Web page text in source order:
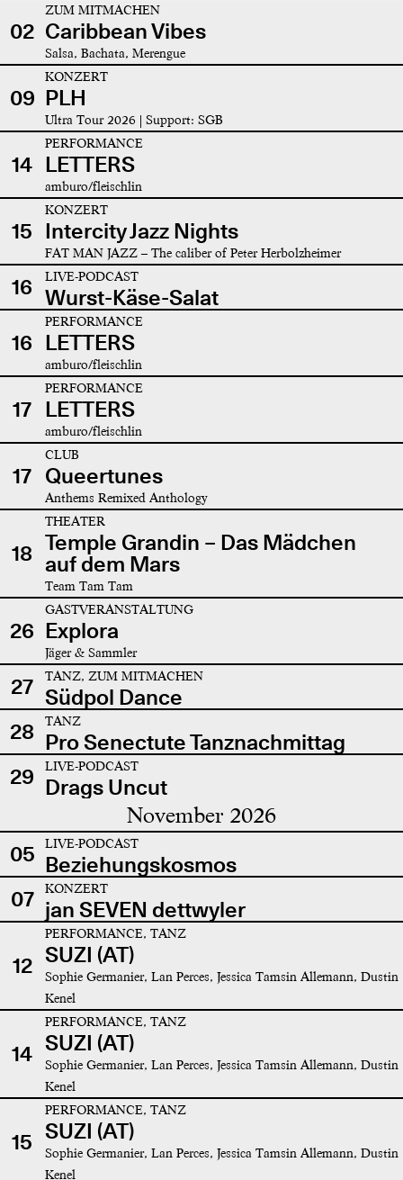
02
ZUM MITMACHEN
Caribbean Vibes
Salsa, Bachata, Merengue
09
KONZERT
PLH
Ultra Tour 2026 | Support: SGB
14
PERFORMANCE
LETTERS
amburo/fleischlin
15
KONZERT
Intercity Jazz Nights
FAT MAN JAZZ – The caliber of Peter Herbolzheimer
16 LIVE-PODCAST
Wurst-Käse-Salat
16
PERFORMANCE
LETTERS
amburo/fleischlin
17
PERFORMANCE
LETTERS
amburo/fleischlin
17
CLUB
Queertunes
Anthems Remixed Anthology
18
THEATER
Temple Grandin – Das Mädchen
auf dem Mars
Team Tam Tam
26
GASTVERANSTALTUNG
Explora
Jäger & Sammler
27 TANZ, ZUM MITMACHEN
Südpol Dance
28
TANZ
Pro Senectute Tanznachmittag
29
LIVE-PODCAST
Drags Uncut
November 2026
05 LIVE-PODCAST
Beziehungskosmos
07
KONZERT
jan SEVEN dettwyler
12
PERFORMANCE, TANZ
SUZI (AT)
Sophie Germanier, Lan Perces, Jessica Tamsin Allemann, Dustin
Kenel
14
PERFORMANCE, TANZ
SUZI (AT)
Sophie Germanier, Lan Perces, Jessica Tamsin Allemann, Dustin
Kenel
15
PERFORMANCE, TANZ
SUZI (AT)
Sophie Germanier, Lan Perces, Jessica Tamsin Allemann, Dustin
Kenel